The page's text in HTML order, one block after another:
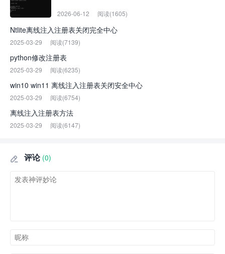
2026-06-12 阅读(1605)
Ntlite离线注入注册表关闭完全中心
2025-03-29 阅读(7139)
python修改注册表
2025-03-29 阅读(6235)
win10 win11 离线注入注册表关闭安全中心
2025-03-29 阅读(6754)
离线注入注册表方法
2025-03-29 阅读(6147)
 评论 (0)